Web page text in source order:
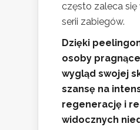
często zaleca się
serii zabiegów.
Dzięki
osoby
wygląd swojej
szansę na
regenerację i
widocznych